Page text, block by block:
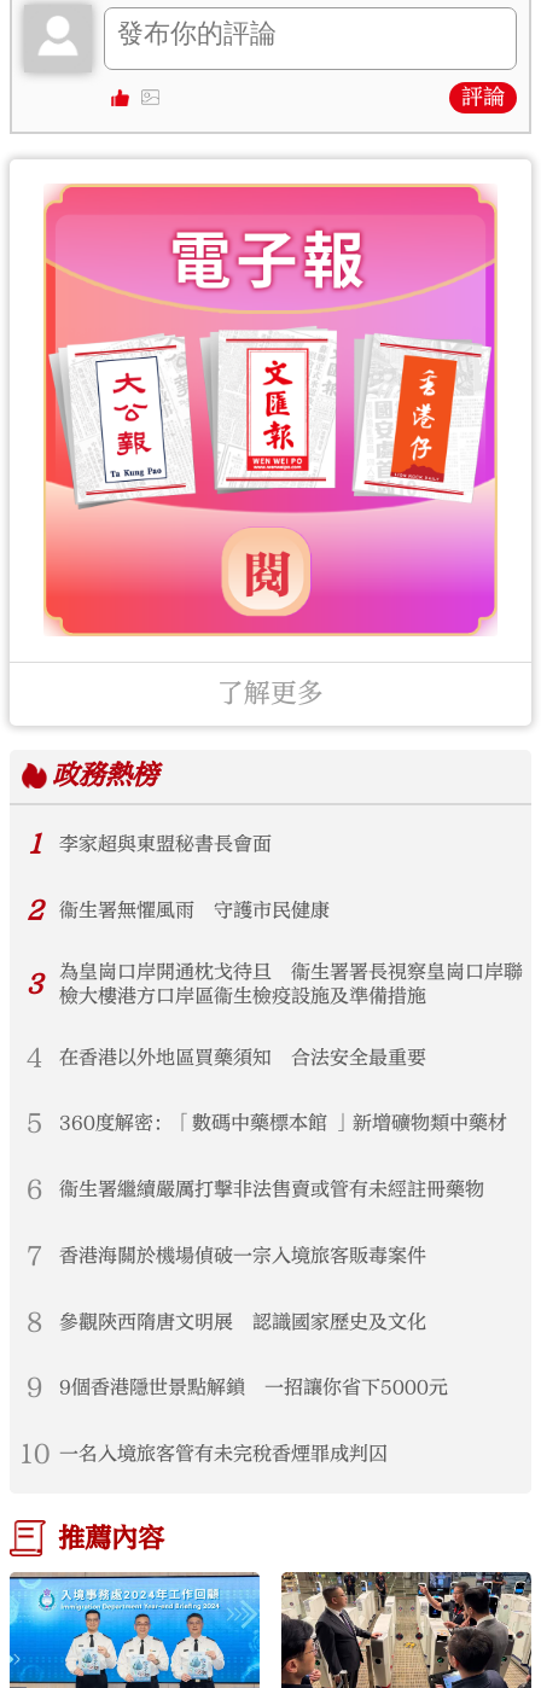
評論
了解更多
政務熱榜
1 李家超與東盟秘書長會面
2 衞生署無懼風雨 守護市民健康
3
為皇崗口岸開通枕戈待旦 衞生署署長視察皇崗口岸聯
檢大樓港方口岸區衞生檢疫設施及準備措施
4 在香港以外地區買藥須知 合法安全最重要
5 360度解密：「數碼中藥標本館 」新增礦物類中藥材
6 衞生署繼續嚴厲打擊非法售賣或管有未經註冊藥物
7 香港海關於機場偵破一宗入境旅客販毒案件
8 參觀陝西隋唐文明展 認識國家歷史及文化
9 9個香港隱世景點解鎖 一招讓你省下5000元
10 一名入境旅客管有未完稅香煙罪成判囚
推薦內容